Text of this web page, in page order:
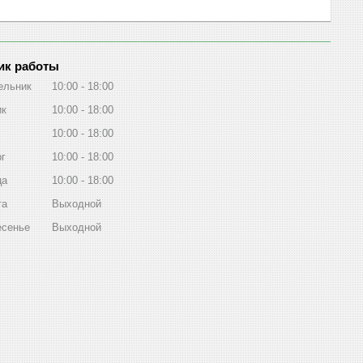
работы
10:00
18:00
10:00
18:00
10:00
18:00
10:00
18:00
10:00
18:00
Выходной
Выходной